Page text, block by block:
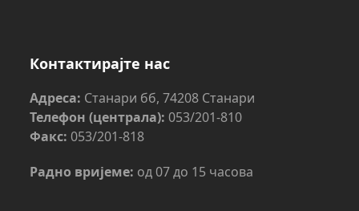
Контактирајте нас
Адреса: Станари бб, 74208 Станари
Телефон (централа): 053/201-810
Факс: 053/201-818
Радно вријеме: од 07 до 15 часова